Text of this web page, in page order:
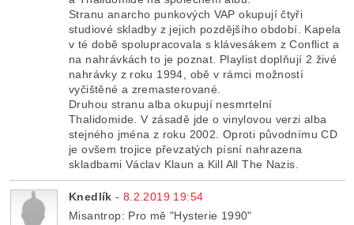
Stranu anarcho punkových VAP okupují čtyři
studiové skladby z jejich pozdějšího období. Kapela
v té době spolupracovala s klávesákem z Conflict a
na nahrávkách to je poznat. Playlist doplňují 2 živé
nahrávky z roku 1994, obě v rámci možností
vyčištěné a zremasterované.
Druhou stranu alba okupují nesmrtelní
Thalidomide. V zásadě jde o vinylovou verzi alba
stejného jména z roku 2002. Oproti původnímu CD
je ovšem trojice převzatých písní nahrazena
skladbami Václav Klaun a Kill All The Nazis.
Knedlík - 8.2.2019 19:54
Misantrop: Pro mě "Hysterie 1990"